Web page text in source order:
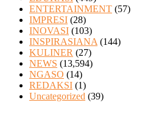
ENTERTAINMENT (57)
IMPRESI (28)
INOVASI (103)
INSPIRASIANA (144)
KULINER (27)
NEWS (13,594)
NGASO (14)
REDAKSI (1)
Uncategorized (39)